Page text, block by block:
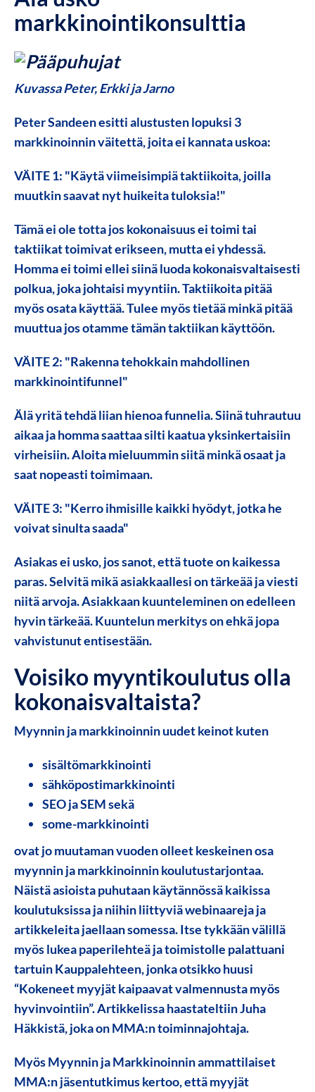
markkinointikonsulttia
Kuvassa Peter, Erkki ja Jarno
Peter Sandeen esitti alustusten lopuksi 3
markkinoinnin väitettä, joita ei kannata uskoa:
VÄITE 1: "Käytä viimeisimpiä taktiikoita, joilla
muutkin saavat nyt huikeita tuloksia!"
Tämä ei ole totta jos kokonaisuus ei toimi tai
taktiikat toimivat erikseen, mutta ei yhdessä.
Homma ei toimi ellei siinä luoda kokonaisvaltaisesti
polkua, joka johtaisi myyntiin. Taktiikoita pitää
myös osata käyttää. Tulee myös tietää minkä pitää
muuttua jos otamme tämän taktiikan käyttöön.
VÄITE 2: "Rakenna tehokkain mahdollinen
markkinointifunnel"
Älä yritä tehdä liian hienoa funnelia. Siinä tuhrautuu
aikaa ja homma saattaa silti kaatua yksinkertaisiin
virheisiin. Aloita mieluummin siitä minkä osaat ja
saat nopeasti toimimaan.
VÄITE 3: "Kerro ihmisille kaikki hyödyt, jotka he
voivat sinulta saada"
Asiakas ei usko, jos sanot, että tuote on kaikessa
paras. Selvitä mikä asiakkaallesi on tärkeää ja viesti
niitä arvoja. Asiakkaan kuunteleminen on edelleen
hyvin tärkeää. Kuuntelun merkitys on ehkä jopa
vahvistunut entisestään.
Voisiko myyntikoulutus olla
kokonaisvaltaista?
Myynnin ja markkinoinnin uudet keinot kuten
sisältömarkkinointi
sähköpostimarkkinointi
SEO ja SEM sekä
some-markkinointi
ovat jo muutaman vuoden olleet keskeinen osa
myynnin ja markkinoinnin koulutustarjontaa.
Näistä asioista puhutaan käytännössä kaikissa
koulutuksissa ja niihin liittyviä webinaareja ja
artikkeleita jaellaan somessa. Itse tykkään välillä
myös lukea paperilehteä ja toimistolle palattuani
tartuin Kauppalehteen, jonka otsikko huusi
“Kokeneet myyjät kaipaavat valmennusta myös
hyvinvointiin”. Artikkelissa haastateltiinJuha
Häkkistä, joka on MMA:n toiminnajohtaja.
Myös Myynnin ja Markkinoinnin ammattilaiset
MMA:n jäsentutkimus kertoo, että myyjät